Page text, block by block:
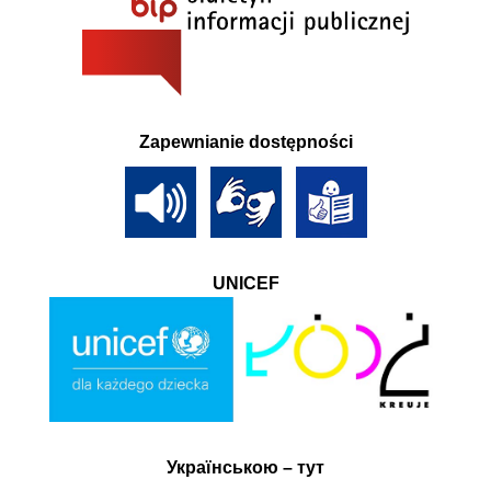
Zapewnianie dostępności
UNICEF
Українською – тут